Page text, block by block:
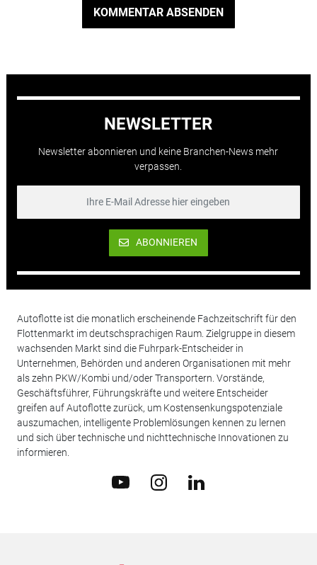
KOMMENTAR ABSENDEN
NEWSLETTER
Newsletter abonnieren und keine Branchen-News mehr
verpassen.
ABONNIEREN
Autoflotte ist die monatlich erscheinende Fachzeitschrift für den
Flottenmarkt im deutschsprachigen Raum. Zielgruppe in diesem
wachsenden Markt sind die Fuhrpark-Entscheider in
Unternehmen, Behörden und anderen Organisationen mit mehr
als zehn PKW/Kombi und/oder Transportern. Vorstände,
Geschäftsführer, Führungskräfte und weitere Entscheider
greifen auf Autoflotte zurück, um Kostensenkungspotenziale
auszumachen, intelligente Problemlösungen kennen zu lernen
und sich über technische und nichttechnische Innovationen zu
informieren.